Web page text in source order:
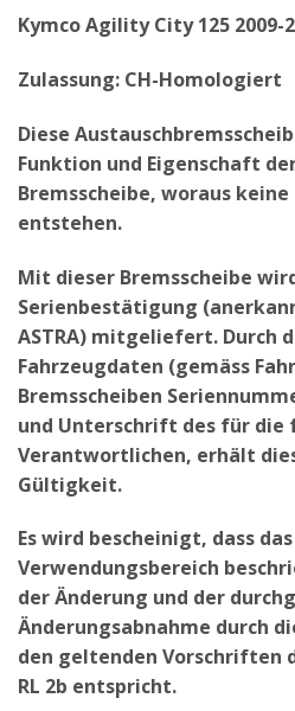
Kymco Agility City 125 2009-
Zulassung: CH-Homologiert
Diese
Funktion und Eigenschaft
Bremsscheibe, woraus
entstehen.
Mit dieser Bremsscheibe
Serienbestätigung
ASTRA) mitgeliefert. Durch
Fahrzeugdaten (gemäss
Bremsscheiben
und Unterschrift des für die
Verantwortlichen, erhält
Gültigkeit.
Es wird bescheinigt, dass
Verwendungsbereich
der Änderung und der
Änderungsabnahme durch
den geltenden Vorschriften
RL 2b entspricht.